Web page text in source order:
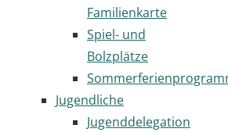
Familienkarte
Spiel- und
Bolzplätze
Jugendliche
Jugenddelegation